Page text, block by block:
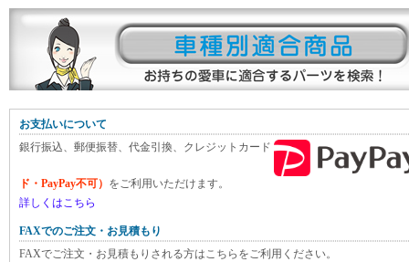
お支払いについて
銀行振込、郵便振替、代金引換、クレジットカード
ド・PayPay不可） をご利用いただけます。
詳しくはこちら
FAXでのご注文・お見積もり
FAXでご注文・お見積もりされる方はこちらをご利用ください。